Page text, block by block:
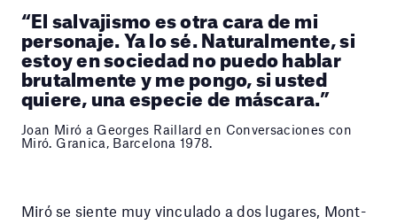
“El salvajismo es otra cara de mi
personaje. Ya lo sé. Naturalmente, si
estoy en sociedad no puedo hablar
brutalmente y me pongo, si usted
quiere, una especie de máscara.”
Joan Miró a Georges Raillard en Conversaciones con
Miró. Granica, Barcelona 1978.
Miró se siente muy vinculado a dos lugares, Mont-